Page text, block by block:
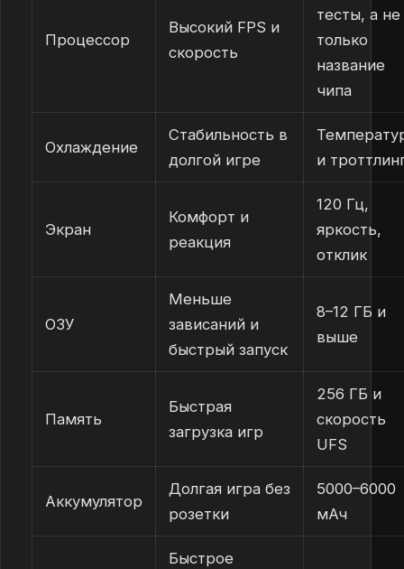
Процессор
Высокий FPS и
скорость
тесты, а не
только
название
чипа
Охлаждение
Стабильность в
долгой игре
и
Экран
Комфорт и
реакция
120 Гц,
яркость,
отклик
ОЗУ
Меньше
зависаний и
быстрый запуск
8–12 ГБ и
выше
Память
Быстрая
загрузка игр
256 ГБ и
скорость
UFS
Аккумулятор
Долгая игра без
розетки
5000–6000
мАч
Быстрое